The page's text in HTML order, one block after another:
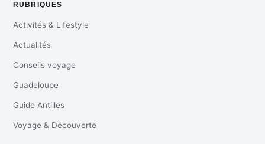
RUBRIQUES
Activités & Lifestyle
Actualités
Conseils voyage
Guadeloupe
Guide Antilles
Voyage & Découverte